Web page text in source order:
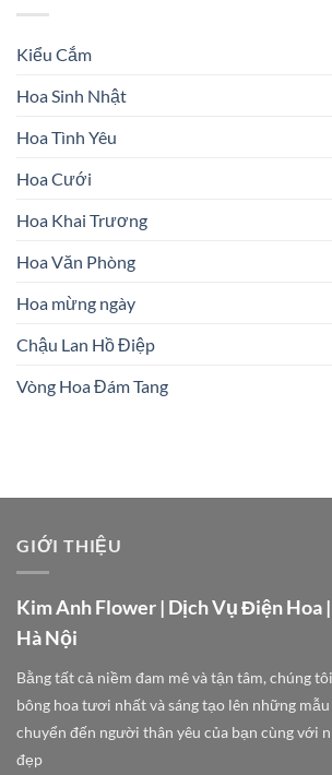
Kiểu Cắm
Hoa Sinh Nhật
Hoa Tình Yêu
Hoa Cưới
Hoa Khai Trương
Hoa Văn Phòng
Hoa mừng ngày
Chậu Lan Hồ Điệp
Vòng Hoa Đám Tang
GIỚI THIỆU
Kim Anh Flower | Dịch Vụ Điện
Hà Nội
Bằng tất cả niềm đam mê và tận tâm, chúng
bông hoa tươi nhất và sáng tạo lên những
chuyển đến người thân yêu của bạn cùng với
đẹp